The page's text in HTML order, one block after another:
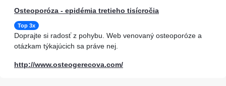
Osteoporóza - epidémia tretieho tisícročia
Top 3x
Doprajte si radosť z pohybu. Web venovaný osteoporóze a
otázkam týkajúcich sa práve nej.
http://www.osteogerecova.com/